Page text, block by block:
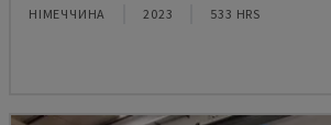
НІМЕЧЧИНА 2023 533 HRS